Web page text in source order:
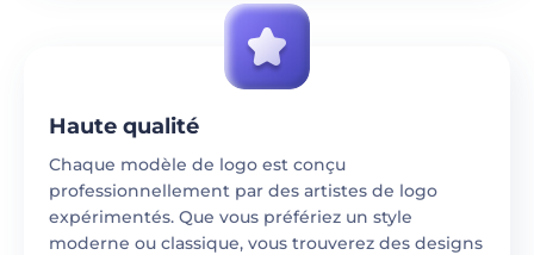
Haute qualité
Chaque modèle de logo est conçu
professionnellement par des artistes de logo
expérimentés. Que vous préfériez un style
moderne ou classique, vous trouverez des designs